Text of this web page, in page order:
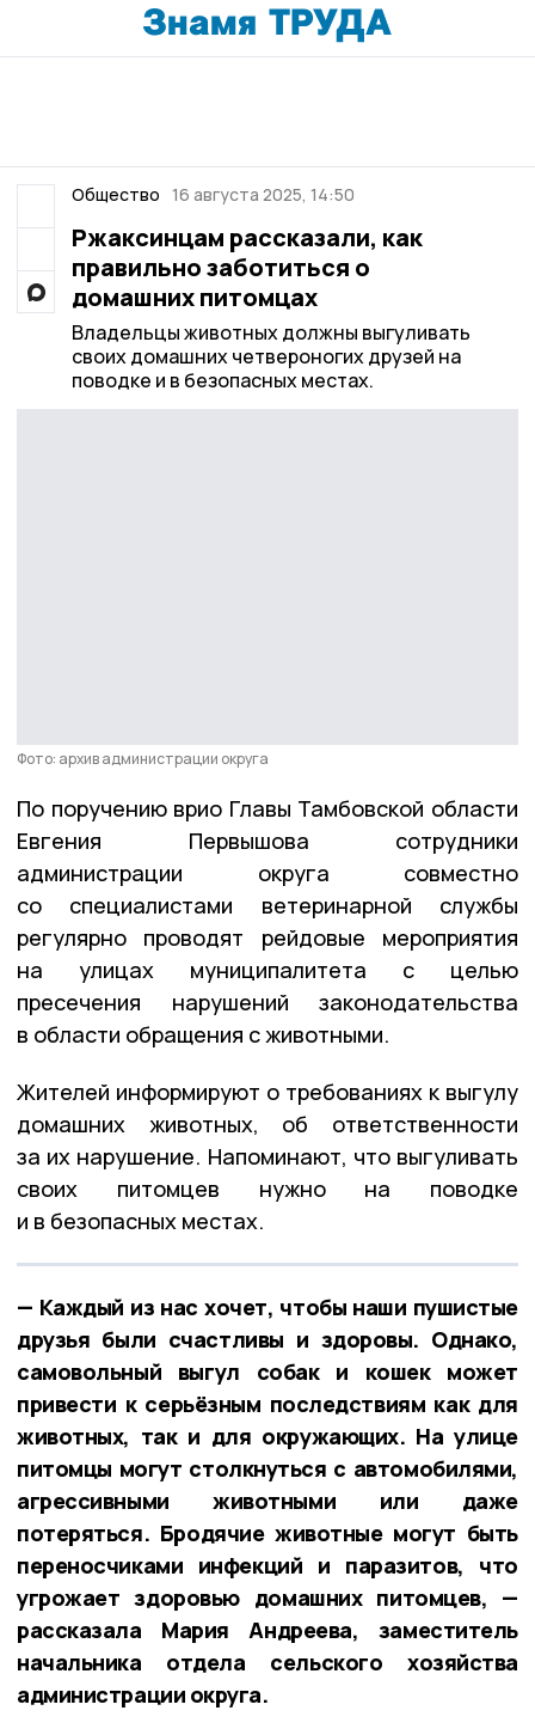
Общество 16 августа 2025, 14:50
Ржаксинцам рассказали, как
правильно заботиться о
домашних питомцах
Владельцы животных должны выгуливать
своих домашних четвероногих друзей на
поводке и в безопасных местах.
Фото: архив администрации округа
По поручению врио Главы Тамбовской области
Евгения Первышова сотрудники
администрации округа совместно
со специалистами ветеринарной службы
регулярно проводят рейдовые мероприятия
на улицах муниципалитета с целью
пресечения нарушений законодательства
в области обращения с животными.
Жителей информируют о требованиях к выгулу
домашних животных, об ответственности
за их нарушение. Напоминают, что выгуливать
своих питомцев нужно на поводке
и в безопасных местах.
— Каждый из нас хочет, чтобы наши пушистые
друзья были счастливы и здоровы. Однако,
самовольный выгул собак и кошек может
привести к серьёзным последствиям как для
животных, так и для окружающих. На улице
питомцы могут столкнуться с автомобилями,
агрессивными животными или даже
потеряться. Бродячие животные могут быть
переносчиками инфекций и паразитов, что
угрожает здоровью домашних питомцев, —
рассказала Мария Андреева, заместитель
начальника отдела сельского хозяйства
администрации округа.